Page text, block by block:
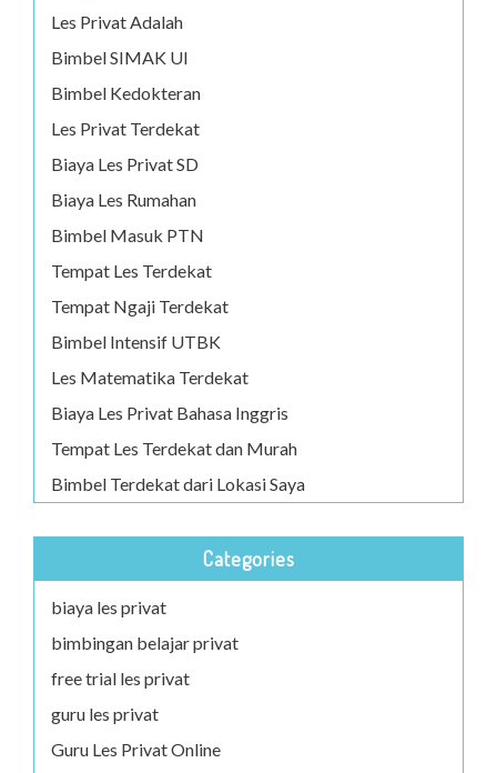
Les Privat Adalah
Bimbel SIMAK UI
Bimbel Kedokteran
Les Privat Terdekat
Biaya Les Privat SD
Biaya Les Rumahan
Bimbel Masuk PTN
Tempat Les Terdekat
Tempat Ngaji Terdekat
Bimbel Intensif UTBK
Les Matematika Terdekat
Biaya Les Privat Bahasa Inggris
Tempat Les Terdekat dan Murah
Bimbel Terdekat dari Lokasi Saya
Categories
biaya les privat
bimbingan belajar privat
free trial les privat
guru les privat
Guru Les Privat Online